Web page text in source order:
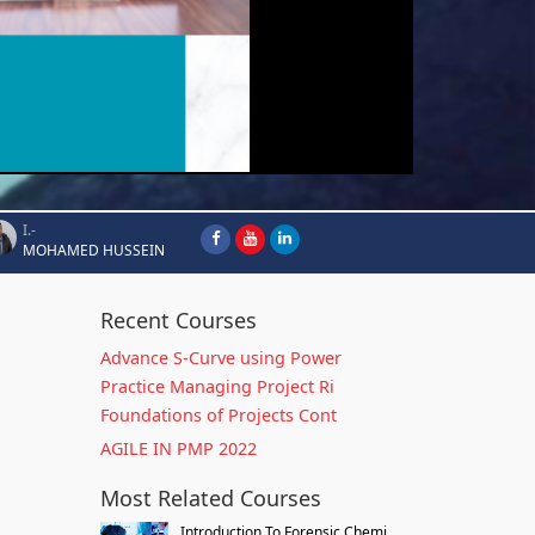
I.-
MOHAMED HUSSEIN
Recent Courses
Advance S-Curve using Power
Practice Managing Project Ri
Foundations of Projects Cont
AGILE IN PMP 2022
Most Related Courses